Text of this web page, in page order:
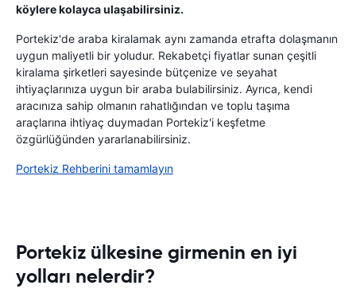
köylere kolayca ulaşabilirsiniz.
Portekiz'de araba kiralamak aynı zamanda etrafta dolaşmanın
uygun maliyetli bir yoludur. Rekabetçi fiyatlar sunan çeşitli
kiralama şirketleri sayesinde bütçenize ve seyahat
ihtiyaçlarınıza uygun bir araba bulabilirsiniz. Ayrıca, kendi
aracınıza sahip olmanın rahatlığından ve toplu taşıma
araçlarına ihtiyaç duymadan Portekiz'i keşfetme
özgürlüğünden yararlanabilirsiniz.
Portekiz Rehberini tamamlayın
Portekiz ülkesine girmenin en iyi
yolları nelerdir?